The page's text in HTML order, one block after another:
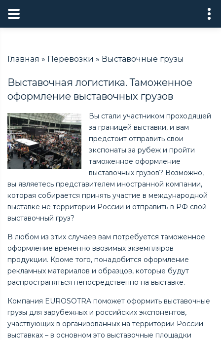
Главная » Перевозки » Выставочные грузы
Выставочная логистика. Таможенное
оформление выставочных грузов
Вы стали участником проходящей
за границей выставки, и вам
предстоит отправить свои
экспонаты за рубеж и пройти
таможенное оформление
выставочных грузов? Возможно,
вы являетесь представителем иностранной компании,
которая собирается принять участие в международной
выставке не территории России и отправить в РФ свой
выставочный груз?
В любом из этих случаев вам потребуется таможенное
оформление временно ввозимых экземпляров
продукции. Кроме того, понадобится оформление
рекламных материалов и образцов, которые будут
распространяться непосредственно на выставке.
Компания EUROSOTRA поможет оформить выставочные
грузы для зарубежных и российских экспонентов,
участвующих в организованных на территории России
выставках – в основном это выставочные площадки